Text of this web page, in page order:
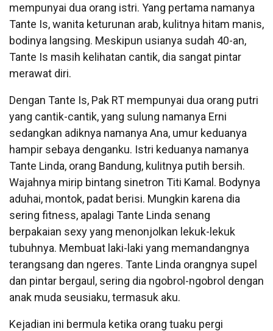
mempunyai dua orang istri. Yang pertama namanya
Tante Is, wanita keturunan arab, kulitnya hitam manis,
bodinya langsing. Meskipun usianya sudah 40-an,
Tante Is masih kelihatan cantik, dia sangat pintar
merawat diri.
Dengan Tante Is, Pak RT mempunyai dua orang putri
yang cantik-cantik, yang sulung namanya Erni
sedangkan adiknya namanya Ana, umur keduanya
hampir sebaya denganku. Istri keduanya namanya
Tante Linda, orang Bandung, kulitnya putih bersih.
Wajahnya mirip bintang sinetron Titi Kamal. Bodynya
aduhai, montok, padat berisi. Mungkin karena dia
sering fitness, apalagi Tante Linda senang
berpakaian sexy yang menonjolkan lekuk-lekuk
tubuhnya. Membuat laki-laki yang memandangnya
terangsang dan ngeres. Tante Linda orangnya supel
dan pintar bergaul, sering dia ngobrol-ngobrol dengan
anak muda seusiaku, termasuk aku.
Kejadian ini bermula ketika orang tuaku pergi